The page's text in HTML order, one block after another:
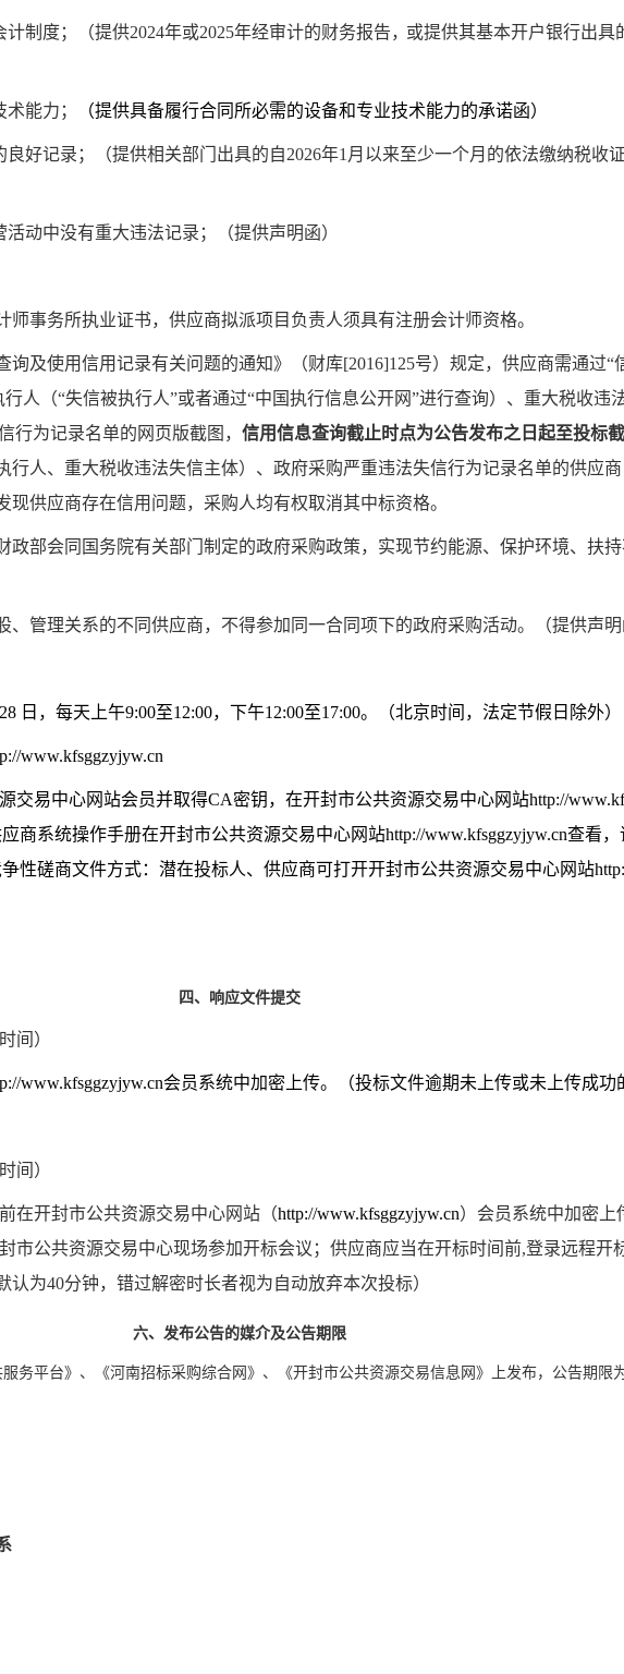
计制度；（提供2024年或2025年经审计的财务报告， 或提供其基本开户银行出具
能力； （提供具备履行合同所必需的设备和专业技术能力的承诺函）
好记录；（提供相关部门出具的自2026年1 月以来至少一个月的依法缴纳税收
动中没有重大违法记录；（提供声明函）
事务所执业证书，供应商拟派项目负责人须具有注册会计师资格。
询及使用信用记录有关问题的通知》（财库[2016]125号）规定，供应商需通过“
人（“失信被执行人”或者通过“中国执行信息公开网”进行查询）、重大税收违
行为记录名单的网页版截图， 信用信息查询截止时点为公告发布之日起至投标
人、重大税收违法失信主体）、政府采购严重违法失信行为记录名单的供应商
供应商存在信用问题，采购人均有权取消其中标资格。
政部会同国务院有关部门制定的政府采购政策，实现节约能源、保护环境、扶
管理关系的不同供应商，不得参加同一合同项下的政府采购活动。 （提供声明
28 日，每天上午9:00至12:00，下午12:00至17:00。（北京时间，法定节假日除外）
www.kfsggzyjyw.cn
交易中心网站会员并取得CA密钥，在开封市公共资源交易中心网站http://
商系统操作手册在开封市公共资源交易中心网站http://www.kfsggzyjyw.cn查看，
性磋商文件方式：潜在投标人、供应商可打开开封市公共资源交易中心网站
四、响应文件提交
间）
www.kfsggzyjyw.cn会员系统中加密上传。（投标文件逾期未上传或未上传成功
间）
在开封市公共资源交易中心网站（http://www.kfsggzyjyw.cn）会员系统中加密上
市公共资源交易中心现场参加开标会议；供应商应当在开标时间前,登录远程开
认为40分钟，错过解密时长者视为自动放弃本次投标）
六、发布公告的媒介及公告期限
务平台》、《河南招标采购综合网》、《开封市公共资源交易信息网》上发布，公告期限